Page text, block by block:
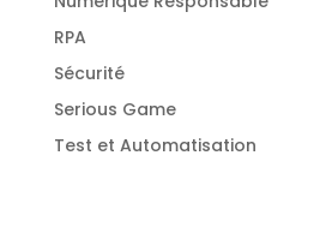
RPA
Sécurité
Serious Game
Test et Automatisation